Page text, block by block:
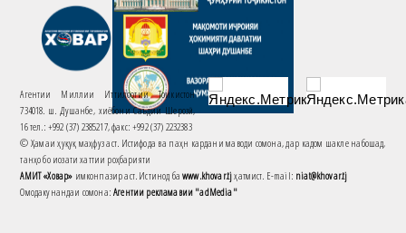
Агентии Миллии Иттилоотии Тоҷикистон
734018. ш. Душанбе, хиёбони Саъдии Шерозӣ,
16 тел.: +992 (37) 2385217, факс: +992 (37) 2232383
© Ҳамаи ҳуқуқ маҳфуз аст. Истифода ва паҳн кардани маводи сомона, дар кадом шакле набошад,
танҳо бо иҷозати хаттии роҳбарияти
АМИТ «Ховар» имконпазир аст. Истинод баwww.khovar.tjҳатмист. E-mail: niat@khovar.tj
Омодакунандаи сомона:Агентии рекламавии "adMedia"